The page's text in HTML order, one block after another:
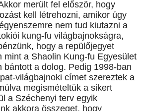
merült fel először, hogy
kell létrehozni, amikor úgy
nem tud kiutazni a
kung-fu világbajnokságra,
hogy a repülőjegyet
mint a Shaolin Kung-fu Egyesület
bántott a dolog. Pedig 1998-ban
világbajnoki címet szereztek a
megismételtük a sikert
a Széchenyi terv egyik
akkora összeget, hogy